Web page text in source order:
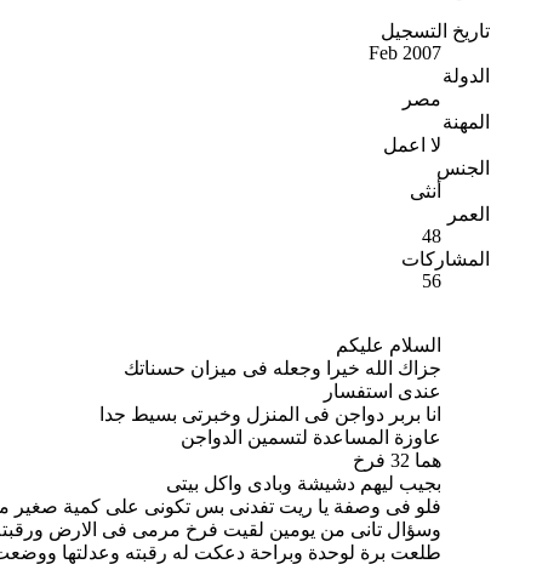
تاريخ التسجيل
Feb 2007
الدولة
مصر
المهنة
لا اعمل
الجنس
أنثى
العمر
48
المشاركات
56
السلام عليكم
جزاك الله خيرا وجعله فى ميزان حسناتك
عندى استفسار
انا بربر دواجن فى المنزل وخبرتى بسيط جدا
عاوزة المساعدة لتسمين الدواجن
هما 32 فرخ
بجيب ليهم دشيشة وبادى واكل بيتى
فلو فى وصفة يا ريت تفدنى بس تكونى على كمية صغير مثلا على 5 ك ذرة
وسؤال تانى من يومين لقيت فرخ مرمى فى الارض
طلعت برة لوحدة وبراحة دعكت له رقبته وعدلتها